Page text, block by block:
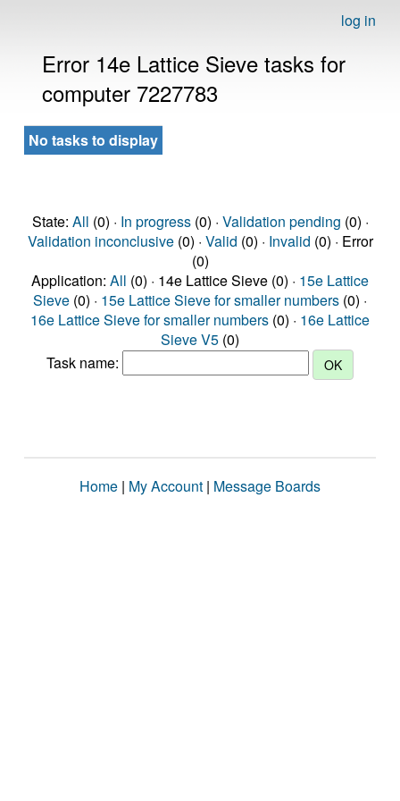
log in
Error 14e Lattice Sieve tasks for
computer 7227783
No tasks to display
State: All (0) · In progress(0) · Validation pending (0) ·
Validation inconclusive(0) · Valid (0) · Invalid (0) · Error
(0)
Application: All (0) · 14e Lattice Sieve (0) · 15e Lattice
Sieve (0) · 15e Lattice Sieve for smaller numbers (0) ·
16e Lattice Sieve for smaller numbers (0) · 16e Lattice
Sieve V5 (0)
Task name:
Home | My Account | Message Boards